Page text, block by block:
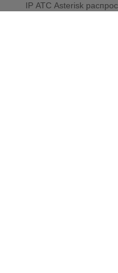
IP АТС Asterisk